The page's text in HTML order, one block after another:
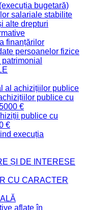
bugetară)
salariale stabilite
alte drepturi
finanțărilor
persoanelor fizice
al achizițiilor publice
publice cu
€
publice cu
€
execuția
ȘI DE INTERESE
CU CARACTER
aflate în